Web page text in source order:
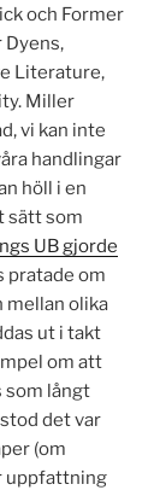
och Former
Dyens,
Literature,
Miller
vi kan inte
handlingar
höll i en
sätt som
UB gjorde
pratade om
mellan olika
ut i takt
om att
som långt
det var
(om
uppfattning